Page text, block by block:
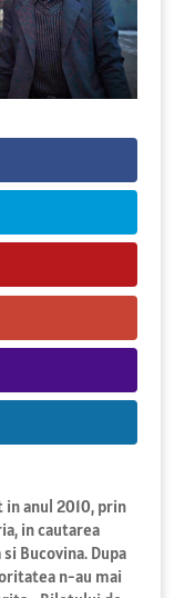
anul 2010, prin
in cautarea
Bucovina. Dupa
n-au mai